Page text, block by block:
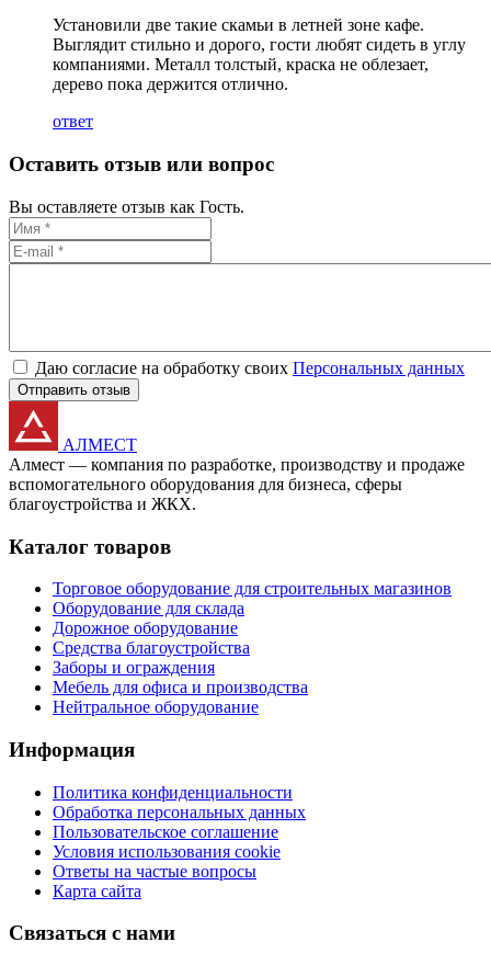
Установили две такие скамьи в летней зоне кафе.
Выглядит стильно и дорого, гости любят сидеть в углу
компаниями. Металл толстый, краска не облезает,
дерево пока держится отлично.
ответ
Оставить отзыв или вопрос
Вы оставляете отзыв как Гость.
Даю согласие на обработку своих Персональных данных
Отправить отзыв
АЛМЕСТ
Алмест — компания по разработке, производству и продаже
вспомогательного оборудования для бизнеса, сферы
благоустройства и ЖКХ.
Каталог товаров
Торговое оборудование для строительных магазинов
Оборудование для склада
Дорожное оборудование
Средства благоустройства
Заборы и ограждения
Мебель для офиса и производства
Нейтральное оборудование
Информация
Политика конфиденциальности
Обработка персональных данных
Пользовательское соглашение
Условия использования cookie
Ответы на частые вопросы
Карта сайта
Связаться с нами